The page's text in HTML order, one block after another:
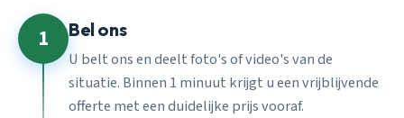
1 Bel ons
U belt ons en deelt foto's of video's van de
situatie. Binnen 1 minuut krijgt u een vrijblijvende
offerte met een duidelijke prijs vooraf.